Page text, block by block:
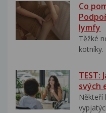
Co
lymfy
Těžké
kotníky.
TEST:
svých
Někteří